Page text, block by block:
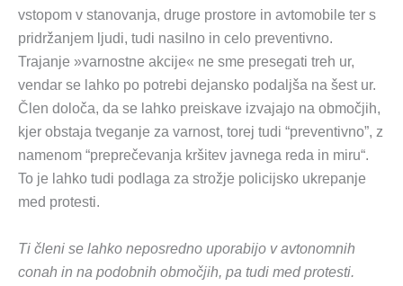
vstopom v stanovanja, druge prostore in avtomobile ter s
pridržanjem ljudi, tudi nasilno in celo preventivno.
Trajanje »varnostne akcije« ne sme presegati treh ur,
vendar se lahko po potrebi dejansko podaljša na šest ur.
Člen določa, da se lahko preiskave izvajajo na območjih,
kjer obstaja tveganje za varnost, torej tudi “preventivno”, z
namenom “preprečevanja kršitev javnega reda in miru“.
To je lahko tudi podlaga za strožje policijsko ukrepanje
med protesti.
Ti členi se lahko neposredno uporabijo v avtonomnih
conah in na podobnih območjih, pa tudi med protesti.